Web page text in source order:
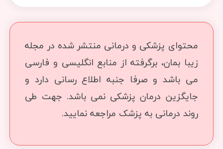
محتوای پزشکی و درمانی منتشر شده در مجله
زیبا بمان، برگرفته از منابع انگلیسی و فارسی
می باشد و صرفا جنبه اطلاع رسانی دارد و
جایگزین درمان پزشکی نمی باشد. جهت طی
روند درمانی به پزشک مراجعه نمایید.